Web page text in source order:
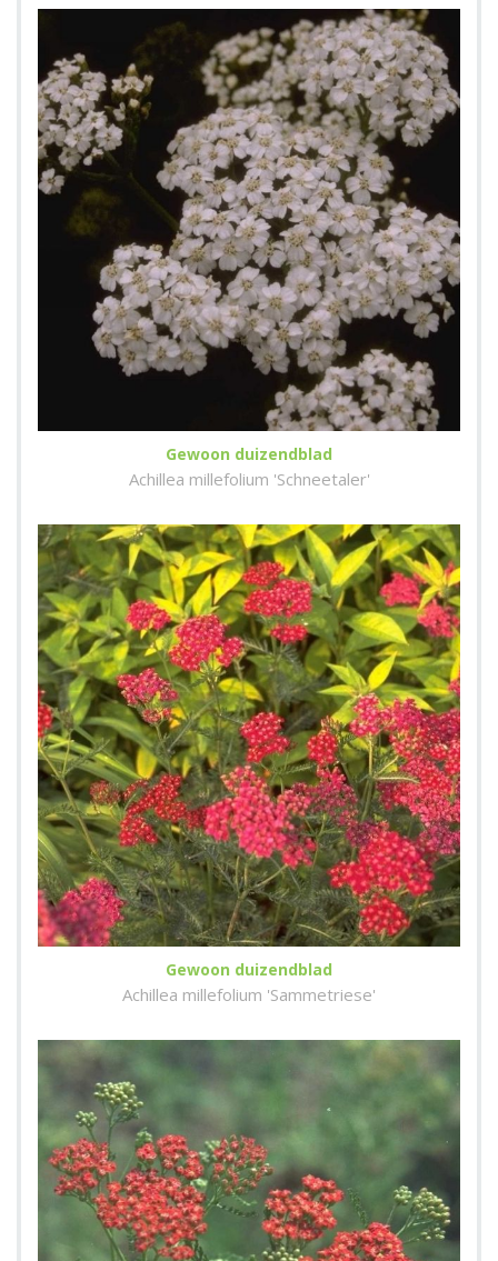
Gewoon duizendblad
Achillea millefolium 'Schneetaler'
Gewoon duizendblad
Achillea millefolium 'Sammetriese'